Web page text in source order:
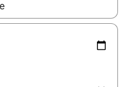
navigiere mit den